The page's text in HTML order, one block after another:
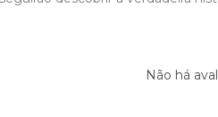
Não há